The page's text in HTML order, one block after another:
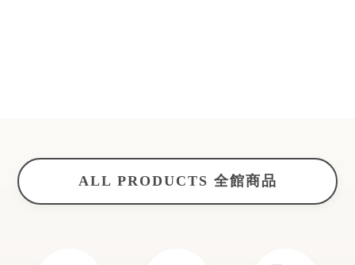
ALL PRODUCTS 全館商品